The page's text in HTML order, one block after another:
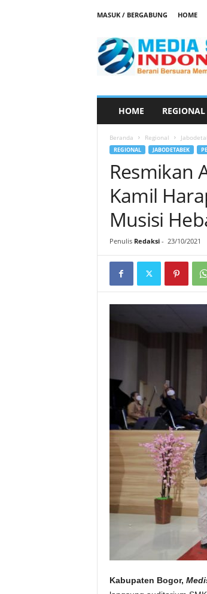
MASUK / BERGABUNG HOME
d
HOME REGIONAL
Beranda Regional
REGIONAL JABODETABEK
Resmikan
Kamil
Musisi
Penulis Redaksi- 23/10/2021
Kabupaten Bogor,